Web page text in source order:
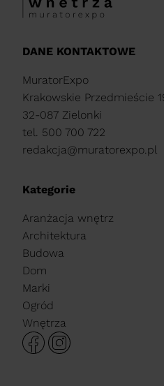
DANE KONTAKTOWE
MuratorExpo
Krakowskie Przedmieście
32-087 Zielonki
tel. 500 700 722
redakcja@muratorexpo.pl
Kategorie
Aranżacja wnętrz
Architektura
Budowa
Dom
Marki
Ogród
Wnętrza